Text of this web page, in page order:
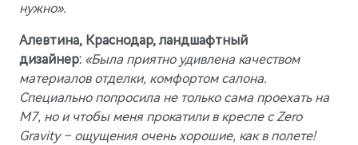
нужно».
Алевтина, Краснодар, ландшафтный
дизайнер: «Была приятно удивлена качеством
материалов отделки, комфортом салона.
Специально попросила не только сама проехать на
М7, но и чтобы меня прокатили в кресле с Zero
Gravity – ощущения очень хорошие, как в полете!